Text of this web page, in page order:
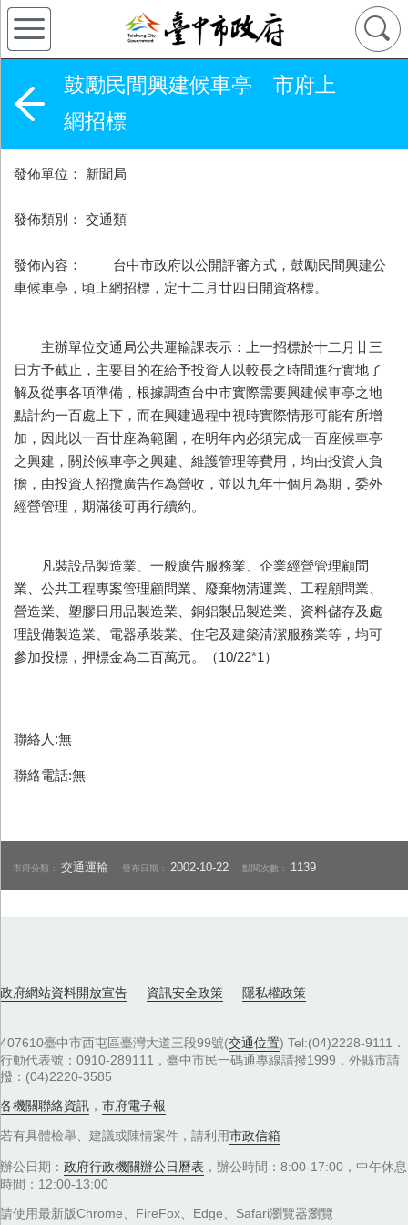
鼓勵民間興建候車亭 市府上
網招標
發佈單位： 新聞局
發佈類別： 交通類
發佈內容： 台中市政府以公開評審方式，鼓勵民間興建公
車候車亭，頃上網招標，定十二月廿四日開資格標。
主辦單位交通局公共運輸課表示：上一招標於十二月廿三
日方予截止，主要目的在給予投資人以較長之時間進行實地了
解及從事各項準備，根據調查台中市實際需要興建候車亭之地
點計約一百處上下，而在興建過程中視時實際情形可能有所增
加，因此以一百廿座為範圍，在明年內必須完成一百座候車亭
之興建，關於候車亭之興建、維護管理等費用，均由投資人負
擔，由投資人招攬廣告作為營收，並以九年十個月為期，委外
經營管理，期滿後可再行續約。
凡裝設品製造業、一般廣告服務業、企業經營管理顧問
業、公共工程專案管理顧問業、廢棄物清運業、工程顧問業、
營造業、塑膠日用品製造業、銅鋁製品製造業、資料儲存及處
理設備製造業、電器承裝業、住宅及建築清潔服務業等，均可
參加投標，押標金為二百萬元。（10/22*1）
聯絡人:無
聯絡電話:無
市府分類：交通運輸 發布日期： 2002-10-22 點閱次數： 1139
政府網站資料開放宣告 資訊安全政策 隱私權政策
407610臺中市西屯區臺灣大道三段99號(交通位置) Tel:(04)2228-9111．
行動代表號：0910-289111，臺中市民一碼通專線請撥1999，外縣市請
撥：(04)2220-3585
各機關聯絡資訊 ， 市府電子報
若有具體檢舉、建議或陳情案件，請利用市政信箱
辦公日期： 政府行政機關辦公日曆表 ，辦公時間：8:00-17:00，中午休息
時間：12:00-13:00
請使用最新版Chrome、FireFox、Edge、Safari瀏覽器瀏覽